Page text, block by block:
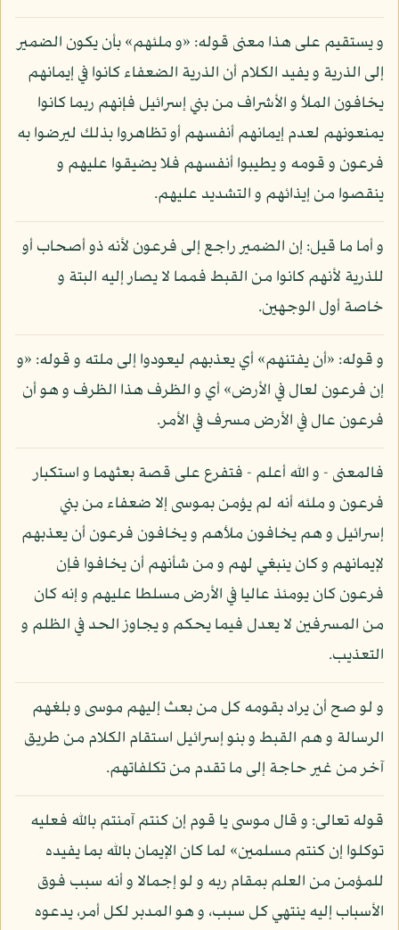
و يستقيم على هذا معنى قوله: «و ملئهم» بأن يكون الضمير
إلى الذرية و يفيد الكلام أن الذرية الضعفاء كانوا في إيمانهم
يخافون الملأ و الأشراف من بني إسرائيل فإنهم ربما كانوا
يمنعونهم لعدم إيمانهم أنفسهم أو تظاهروا بذلك ليرضوا به
فرعون و قومه و يطيبوا أنفسهم فلا يضيقوا عليهم و
ينقصوا من إيذائهم و التشديد عليهم.
و أما ما قيل: إن الضمير راجع إلى فرعون لأنه ذو أصحاب أو
للذرية لأنهم كانوا من القبط فمما لا يصار إليه البتة و
خاصة أول الوجهين.
و قوله: «أن يفتنهم» أي يعذبهم ليعودوا إلى ملته و قوله: «و
إن فرعون لعال في الأرض» أي و الظرف هذا الظرف و هو أن
فرعون عال في الأرض مسرف في الأمر.
فالمعنى - و الله أعلم - فتفرع على قصة بعثهما و استكبار
فرعون و ملئه أنه لم يؤمن بموسى إلا ضعفاء من بني
إسرائيل و هم يخافون ملأهم و يخافون فرعون أن يعذبهم
لإيمانهم و كان ينبغي لهم و من شأنهم أن يخافوا فإن
فرعون كان يومئذ عاليا في الأرض مسلطا عليهم و إنه كان
من المسرفين لا يعدل فيما يحكم و يجاوز الحد في الظلم و
التعذيب.
و لو صح أن يراد بقومه كل من بعث إليهم موسى و بلغهم
الرسالة و هم القبط و بنو إسرائيل استقام الكلام من طريق
آخر من غير حاجة إلى ما تقدم من تكلفاتهم.
قوله تعالى: و قال موسى يا قوم إن كنتم آمنتم بالله فعليه
توكلوا إن كنتم مسلمين» لما كان الإيمان بالله بما يفيده
للمؤمن من العلم بمقام ربه و لو إجمالا و أنه سبب فوق
الأسباب إليه ينتهي كل سبب، و هو المدبر لكل أمر، يدعوه